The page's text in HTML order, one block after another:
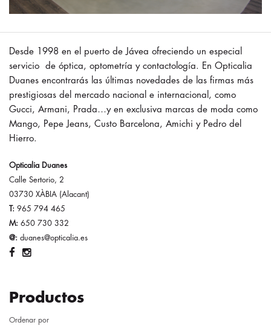
Desde 1998 en el puerto de Jávea ofreciendo un especial
servicio de óptica, optometría y contactología. En Opticalia
Duanes encontrarás las últimas novedades de las firmas más
prestigiosas del mercado nacional e internacional, como
Gucci, Armani, Prada…y en exclusiva marcas de moda como
Mango, Pepe Jeans, Custo Barcelona, Amichi y Pedro del
Hierro.
Opticalia Duanes
Calle Sertorio, 2
03730 XÀBIA (Alacant)
T: 965 794 465
M: 650 730 332
@: duanes@opticalia.es
Productos
Ordenar por